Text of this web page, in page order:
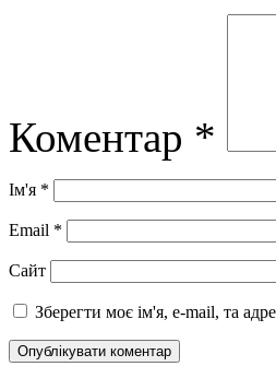
Коментар *
Ім'я *
Email *
Сайт
Зберегти моє ім'я, e-mail, та